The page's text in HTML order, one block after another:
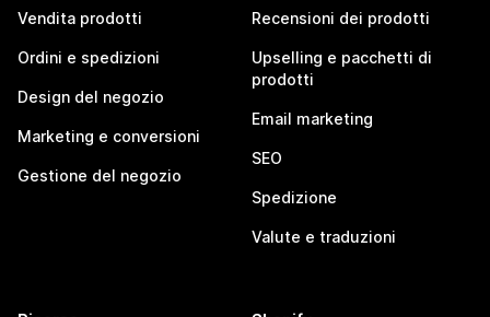
Vendita prodotti
Ordini e spedizioni
Design del negozio
Marketing e conversioni
Gestione del negozio
Recensioni dei prodotti
Upselling e pacchetti di
prodotti
Email marketing
SEO
Spedizione
Valute e traduzioni